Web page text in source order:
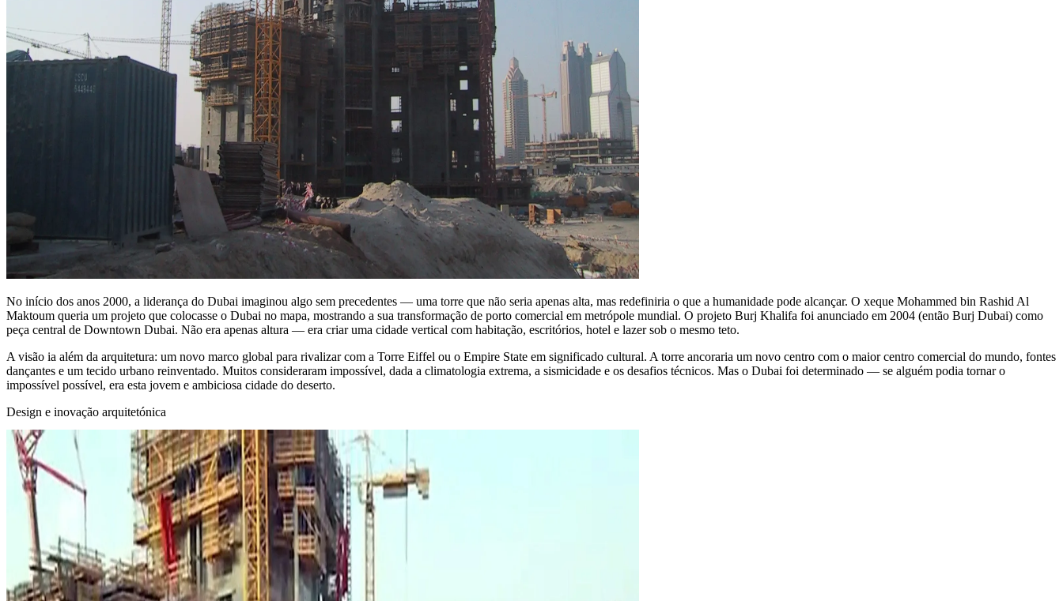
No início dos anos 2000, a liderança do Dubai imaginou algo sem precedentes — uma torre que não seria apenas alta, mas redefiniria o que a humanidade pode alcançar. O xeque Mohammed bin Rashid Al
Maktoum queria um projeto que colocasse o Dubai no mapa, mostrando a sua transformação de porto comercial em metrópole mundial. O projeto Burj Khalifa foi anunciado em 2004 (então Burj Dubai) como
peça central de Downtown Dubai. Não era apenas altura — era criar uma cidade vertical com habitação, escritórios, hotel e lazer sob o mesmo teto.
A visão ia além da arquitetura: um novo marco global para rivalizar com a Torre Eiffel ou o Empire State em significado cultural. A torre ancoraria um novo centro com o maior centro comercial do mundo, fontes
dançantes e um tecido urbano reinventado. Muitos consideraram impossível, dada a climatologia extrema, a sismicidade e os desafios técnicos. Mas o Dubai foi determinado — se alguém podia tornar o
impossível possível, era esta jovem e ambiciosa cidade do deserto.
Design e inovação arquitetónica